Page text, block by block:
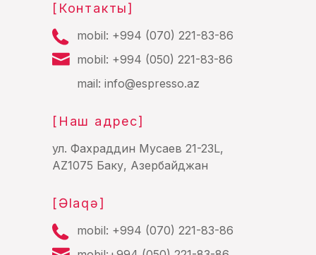
[Контакты]
mobil: +994 (070) 221-83-86
mobil: +994 (050) 221-83-86
mail: info@espresso.az
[Наш адрес]
ул. Фахраддин Мусаев 21-23L,
AZ1075 Баку, Азербайджан
[Əlaqə]
mobil: +994 (070) 221-83-86